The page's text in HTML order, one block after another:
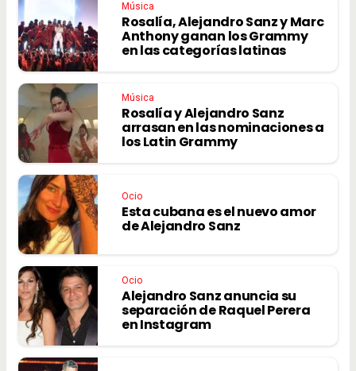
Música
Rosalía, Alejandro Sanz y Marc
Anthony ganan los Grammy
en las categorías latinas
Música
Rosalía y Alejandro Sanz
arrasan en las nominaciones a
los Latin Grammy
Ocio
Esta cubana es el nuevo amor
de Alejandro Sanz
Ocio
Alejandro Sanz anuncia su
separación de Raquel Perera
en Instagram